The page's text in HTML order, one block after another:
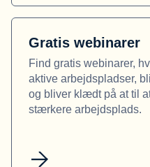
Gratis webinarer
Find gratis webinarer,
aktive arbejdspladser,
og bliver klædt på at til
stærkere arbejdsplads.